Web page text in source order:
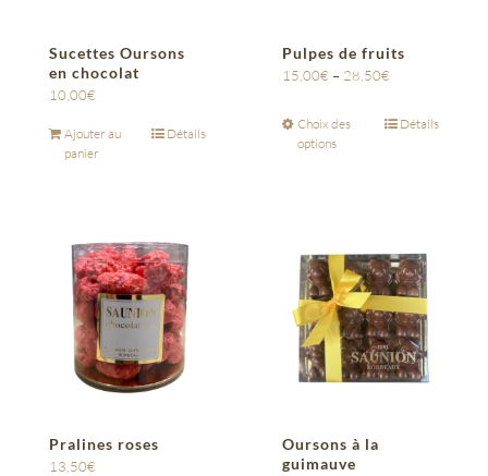
Sucettes Oursons
en chocolat
10,00€
Ajouter au
panier
Détails
Pulpes de fruits
15,00€ – 28,50€
Choix des
options
Détails
Pralines roses
13,50€
Oursons à la
guimauve